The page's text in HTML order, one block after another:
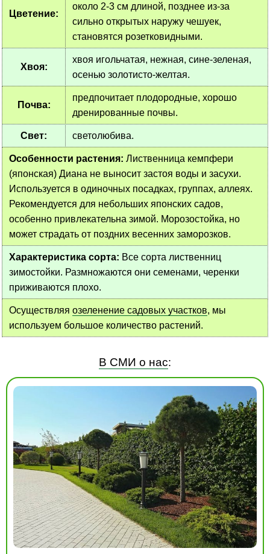
Цветение:
около 2-3 см длиной, позднее из-за
сильно открытых наружу чешуек,
становятся розетковидными.
Хвоя:
хвоя игольчатая, нежная, сине-зеленая,
осенью золотисто-желтая.
Почва:
предпочитает плодородные, хорошо
дренированные почвы.
Свет: светолюбива.
Особенности растения: Лиственница кемпфери
(японская) Диана не выносит застоя воды и засухи.
Используется в одиночных посадках, группах, аллеях.
Рекомендуется для небольших японских садов,
особенно привлекательна зимой. Морозостойка, но
может страдать от поздних весенних заморозков.
Характеристика сорта: Все сорта лиственниц
зимостойки. Размножаются они семенами, черенки
приживаются плохо.
Осуществляя озеленение садовых участков, мы
используем большое количество растений.
В СМИ о нас: